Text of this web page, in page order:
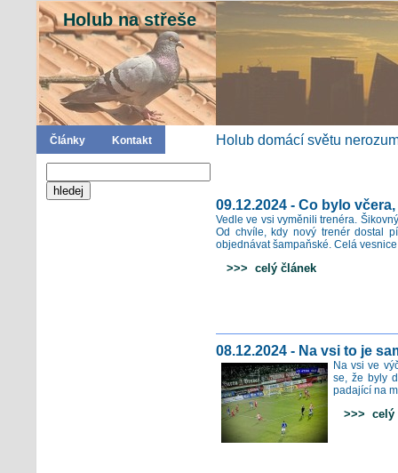
Holub na střeše
Články Kontakt Holub domácí světu
09.12.2024 - Co bylo
Vedle ve vsi vyměnili trenéra.
Od chvíle, kdy nový trenér dostal
objednávat šampaňské. Celá
>>> celý článek
08.12.2024 - Na vsi to je
Na vsi ve
se, že byly
padající na
>>> celý